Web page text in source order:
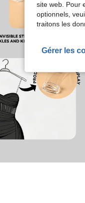
site web. Pour
optionnels,
traitons les
Gérer les